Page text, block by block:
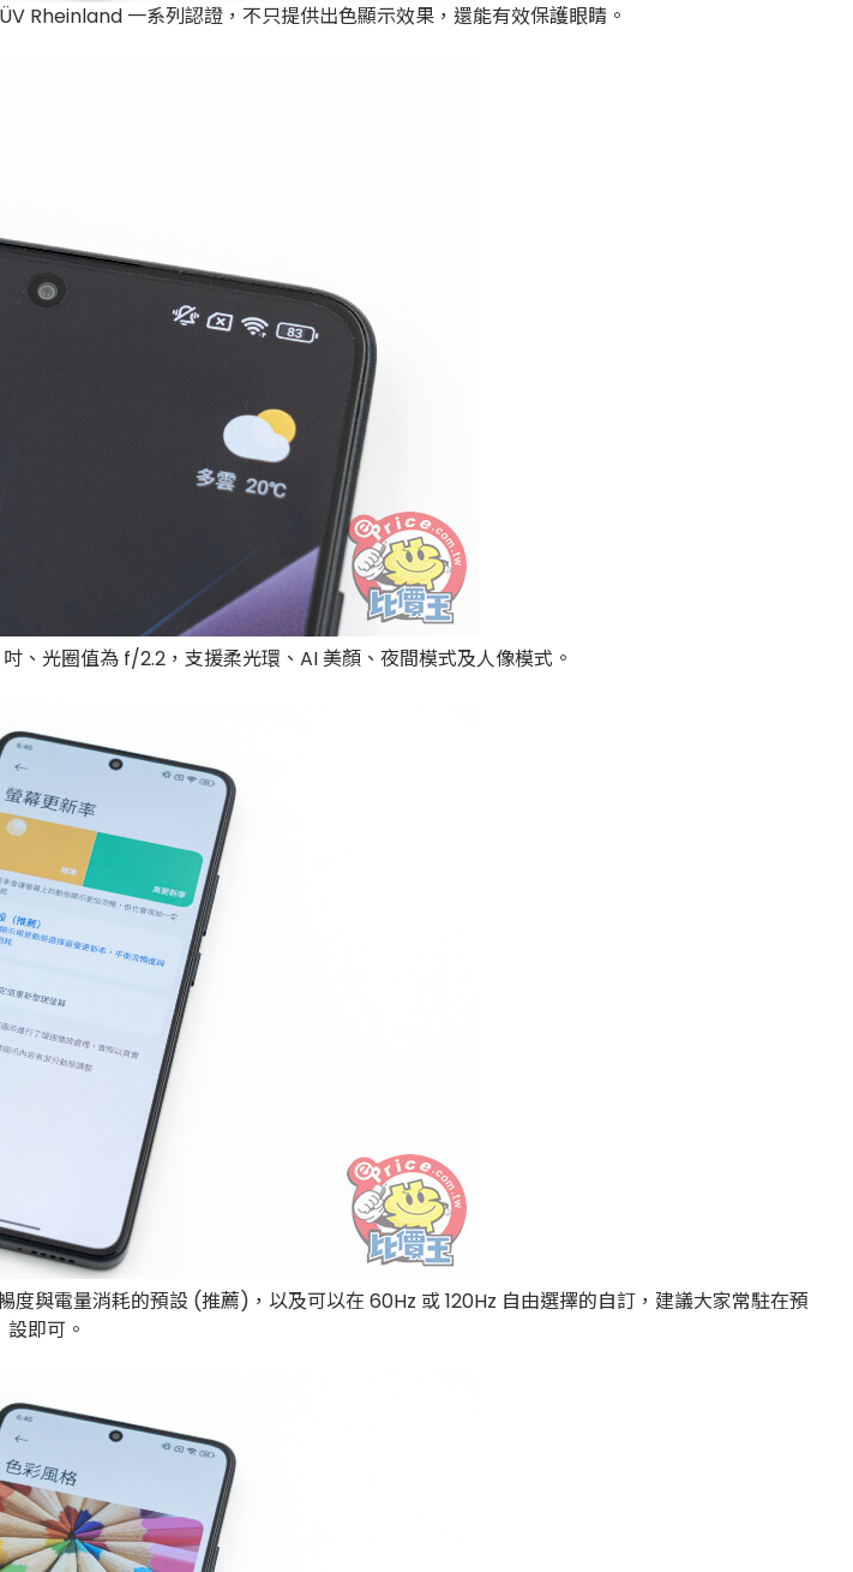
Rheinland 一系列認證，不只提供出色顯示效果，還能有效保護眼睛。
光圈值為 f/2.2，支援柔光環、AI 美顏、夜間模式及人像模式。
與電量消耗的預設 (推薦)，以及可以在 60Hz 或 120Hz 自由選擇的自訂，建議大家常駐在預
設即可。